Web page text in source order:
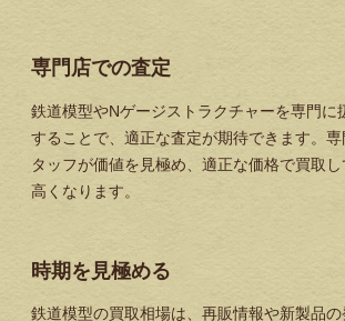
専門店での査定
鉄道模型やNゲージストラクチャーを専門に
することで、適正な査定が期待できます。
タッフが価値を見極め、適正な価格で買取
高くなります。
時期を見極める
鉄道模型の買取相場は、再販情報や新製品